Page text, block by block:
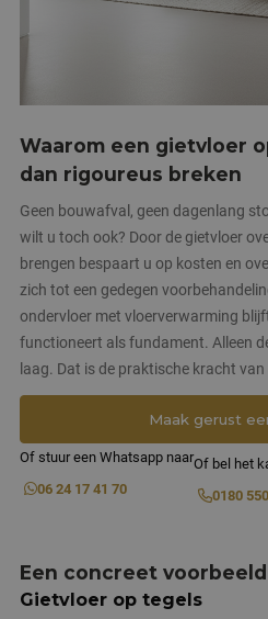
Waarom een gietvloer
dan rigoureus breken
Geen bouwafval, geen dagenlang
wilt u toch ook? Door de gietvloer
brengen bespaart u op kosten en
zich tot een gedegen
ondervloer met vloerverwarming
functioneert als fundament. Alleen
laag. Dat is de praktische kracht
Maak gerust
Of stuur een Whatsapp naar
06 24 17 41 70
Of bel het
0180
Een concreet
Gietvloer op tegels